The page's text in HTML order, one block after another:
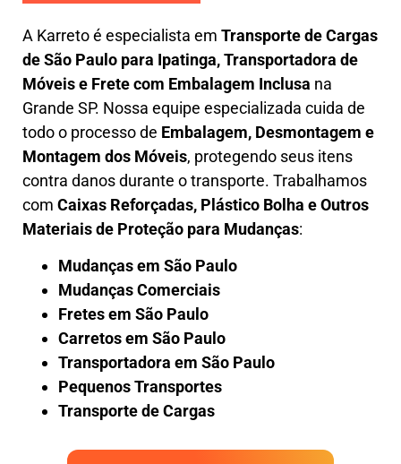
A Karretoé especialista em Transporte de Cargas
de São Paulo para Ipatinga,Transportadora de
Móveis e Frete com Embalagem Inclusa na
Grande SP. Nossa equipe especializada cuida de
todo o processo de Embalagem, Desmontagem e
Montagem dos Móveis, protegendo seus itens
contra danos durante o transporte. Trabalhamos
com Caixas Reforçadas, Plástico Bolha e Outros
Materiais de Proteção para Mudanças:
Mudanças em São Paulo
Mudanças Comerciais
Fretes em São Paulo
Carretos em São Paulo
Transportadora em São Paulo
Pequenos Transportes
Transporte de Cargas